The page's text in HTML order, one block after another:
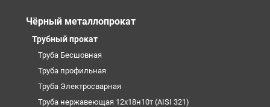
Чёрный металлопрокат
Трубный прокат
Труба Бесшовная
Труба профильная
Труба Электросварная
Труба нержавеющая 12х18н10т (AISI 321)